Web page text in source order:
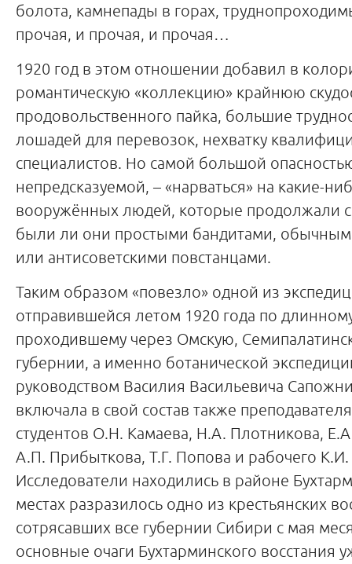
болота, камнепады в горах,
прочая, и прочая, и прочая…
1920 год в этом отношении добавил в
романтическую «коллекцию» крайнюю
продовольственного пайка, большие
лошадей для перевозок, нехватку
специалистов. Но самой большой
непредсказуемой, – «нарваться» на какие-
вооружённых людей, которые продолжали
были ли они простыми бандитами,
или антисоветскими повстанцами.
Таким образом «повезло» одной из
отправившейся летом 1920 года по
проходившему через Омскую,
губернии, а именно ботанической
руководством Василия Васильевича
включала в свой состав также
студентов О.Н. Камаева, Н.А. Плотникова,
А.П. Прибыткова, Т.Г. Попова и рабочего
Исследователи находились в районе
местах разразилось одно из крестьянских
сотрясавших все губернии Сибири с мая
основные очаги Бухтарминского восстания